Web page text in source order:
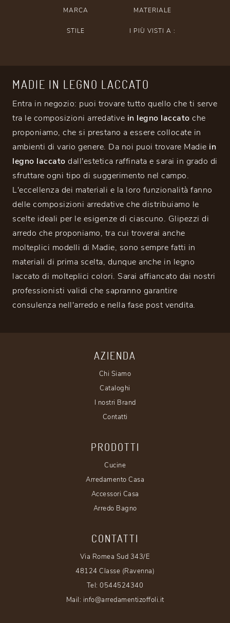
MARCA MATERIALE
STILE I PIÙ VISTI A :
MADIE IN LEGNO LACCATO
Entra in negozio: puoi trovare tutto quello che ti serve
tra le composizioni arredative in legno laccato che
proponiamo, che si prestano a essere collocate in
ambienti di vario genere. Da noi puoi trovare Madie in
legno laccato dall'estetica raffinata e sarai in grado di
sfruttare ogni tipo di suggerimento nel campo.
L'eccellenza dei materiali e la loro funzionalità fanno
delle composizioni arredative che distribuiamo le
scelte ideali per le esigenze di ciascuno. Glipezzi di
arredo che proponiamo, tra cui troverai anche
molteplici modelli di Madie, sono sempre fatti in
materiali di prima scelta, dunque anche in legno
laccato di molteplici colori. Sarai affiancato dai nostri
professionisti validi che sapranno garantire
consulenza nell'arredo e nella fase post vendita.
AZIENDA
Chi Siamo
Cataloghi
I nostri Brand
Contatti
PRODOTTI
Cucine
Arredamento Casa
Accessori Casa
Arredo Bagno
CONTATTI
Via Romea Sud 343/E
48124 Classe (Ravenna)
Tel:0544524340
Mail: info@arredamentizoffoli.it